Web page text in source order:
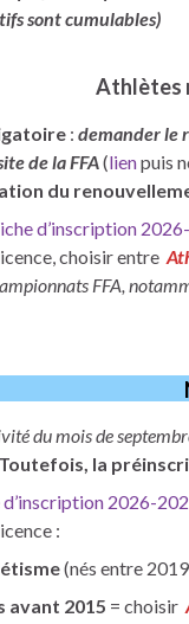
sont cumulables)
Athlètes
: demander le
de la FFA(lienpuis
du
d’inscription
choisir entre
FFA,
du mois de
Toutefois, la
d’inscription 2026-
:
(nés entre
avant 2015 = choisir